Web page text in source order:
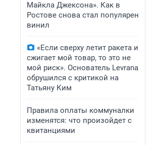
Майкла Джексона». Как в
Ростове снова стал популярен
винил
«Если сверху летит ракета и
сжигает мой товар, то это не
мой риск». Основатель Levrana
обрушился с критикой на
Татьяну Ким
Правила оплаты коммуналки
изменятся: что произойдет с
квитанциями